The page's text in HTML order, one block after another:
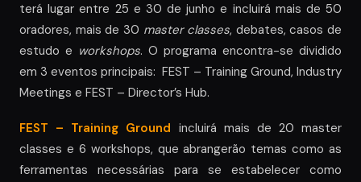
terá lugar entre 25 e 30 de junho e incluirá mais de 50
oradores, mais de 30 master classes, debates, casos de
estudo e workshops. O programa encontra-se dividido
em 3 eventos principais: FEST – Training Ground, Industry
Meetings e FEST – Director’s Hub.
FEST – Training Ground incluirá mais de 20 master
classes e 6 workshops, que abrangerão temas como as
ferramentas necessárias para se estabelecer como